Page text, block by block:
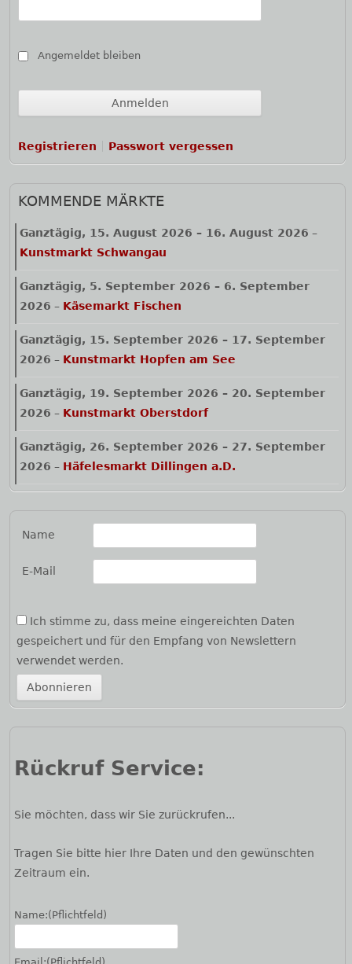
Angemeldet bleiben
Registrieren Passwort vergessen
KOMMENDE MÄRKTE
Ganztägig, 15. August 2026 – 16. August 2026 –
Kunstmarkt Schwangau
Ganztägig, 5. September 2026 – 6. September
2026 – Käsemarkt Fischen
Ganztägig, 15. September 2026 – 17. September
2026 – Kunstmarkt Hopfen am See
Ganztägig, 19. September 2026 – 20. September
2026 – Kunstmarkt Oberstdorf
Ganztägig, 26. September 2026 – 27. September
2026 – Häfelesmarkt Dillingen a.D.
Name
E-Mail
Ich stimme zu, dass meine eingereichten Daten
gespeichert und für den Empfang von Newslettern
verwendet werden.
Rückruf Service:
Sie möchten, dass wir Sie zurückrufen...
Tragen Sie bitte hier Ihre Daten und den gewünschten
Zeitraum ein.
Name:(Pflichtfeld)